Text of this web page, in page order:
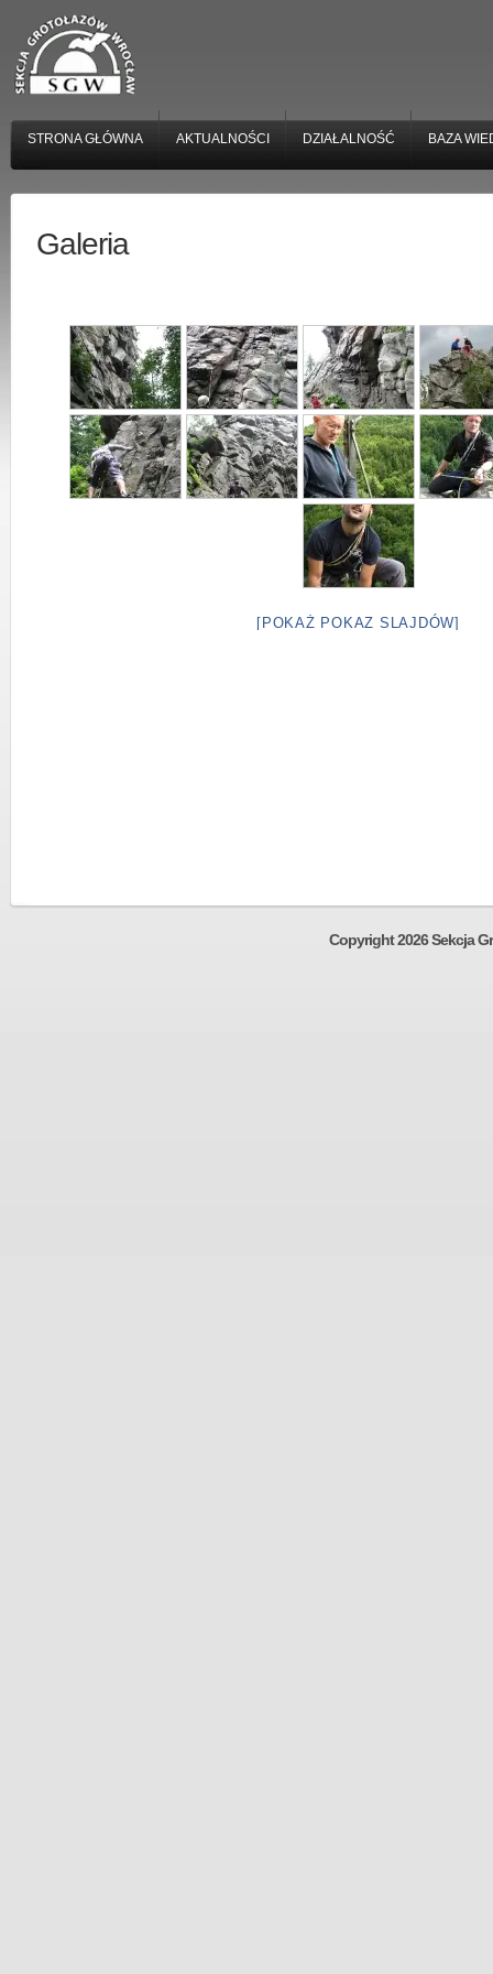
STRONA GŁÓWNA AKTUALNOŚCI DZIAŁALNOŚĆ BAZA
Galeria
[POKAŻ POKAZ SLAJDÓW]
Copyright 2026 Sekcja